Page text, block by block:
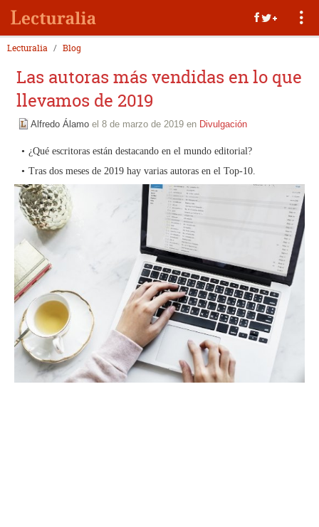
Lecturalia Blog
Las autoras más vendidas en lo que
llevamos de 2019
Alfredo Álamo el 8 de marzo de 2019 en Divulgación
¿Qué escritoras están destacando en el mundo editorial?
Tras dos meses de 2019 hay varias autoras en el Top-10.